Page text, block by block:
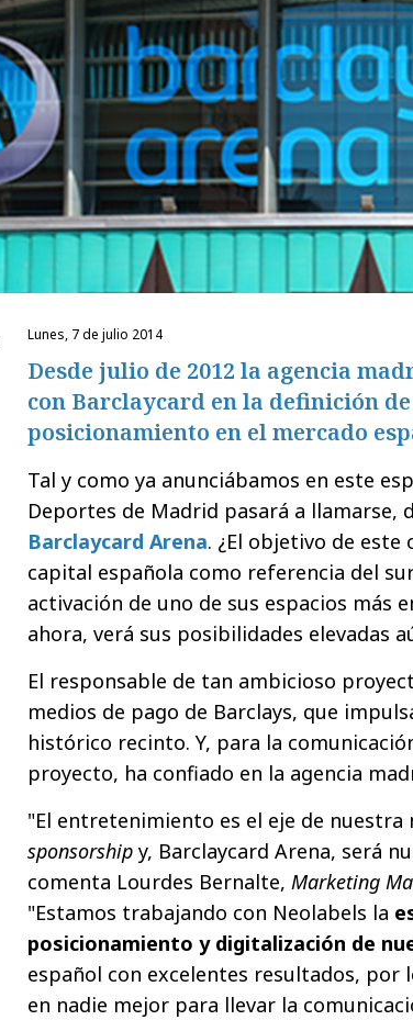
lunes, 7 de julio 2014
Desde julio de 2012 la agencia
con Barclaycard en la definición
posicionamiento en el mercado
Tal y como ya anunciábamos en este
Deportes de Madrid pasará a llamarse,
Barclaycard Arena. ¿El objetivo de este
capital española como referencia del
activación de uno de sus espacios más
ahora, verá sus posibilidades elevadas
El responsable de tan ambicioso
medios de pago de Barclays, que
histórico recinto. Y, para la
proyecto, ha confiado en la agencia
"El entretenimiento es el eje de nuestra
sponsorship y, Barclaycard Arena, será
comenta Lourdes Bernalte, Marketing
"Estamos trabajando con Neolabels la
posicionamiento y digitalización de
español con excelentes resultados, por
en nadie mejor para llevar la